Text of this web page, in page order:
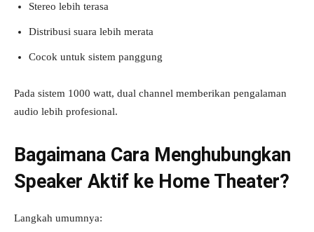
Stereo lebih terasa
Distribusi suara lebih merata
Cocok untuk sistem panggung
Pada sistem 1000 watt, dual channel memberikan pengalaman
audio lebih profesional.
Bagaimana Cara Menghubungkan
Speaker Aktif ke Home Theater?
Langkah umumnya: